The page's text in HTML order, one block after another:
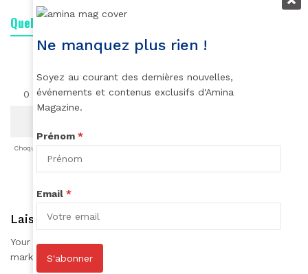
Quelle est votre réaction ?
0
Choqué
0
Content
0
Fâché
0
Inspiré
0
Like
0
LOL Triste
Laisser une réponse
Your email address will not be published.
marked*
Ne manquez plus rien !
Soyez au courant des dernières nouvelles,
événements et contenus exclusifs d'Amina
Magazine.
Prénom *
Email *
S'abonner